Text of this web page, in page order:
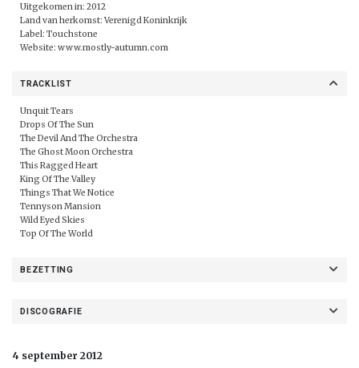
Uitgekomen in: 2012
Land van herkomst: Verenigd Koninkrijk
Label: Touchstone
Website: www.mostly-autumn.com
TRACKLIST
Unquit Tears
Drops Of The Sun
The Devil And The Orchestra
The Ghost Moon Orchestra
This Ragged Heart
King Of The Valley
Things That We Notice
Tennyson Mansion
Wild Eyed Skies
Top Of The World
BEZETTING
DISCOGRAFIE
4 september 2012